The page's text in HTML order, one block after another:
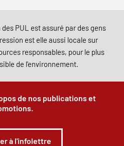
PUL est assuré par des gens
est elle aussi locale sur
responsables, pour le plus
de l'environnement.
de nos publications et
à l'infolettre